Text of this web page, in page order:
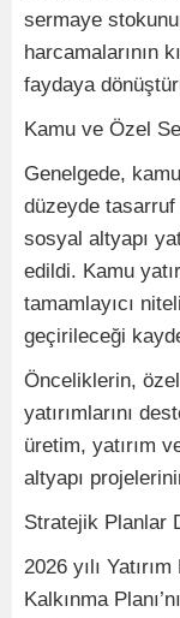
sermaye
harcamalarının
faydaya
Kamu ve Özel
Genelgede,
düzeyde
sosyal altyapı
edildi. Kamu
tamamlayıcı
geçirileceği
Önceliklerin,
yatırımlarını
üretim, yatırım
altyapı
Stratejik Planlar
2026 yılı
Kalkınma